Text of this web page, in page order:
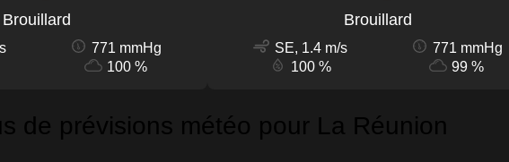
Brouillard
771 mmHg
100 %
Brouillard
SE, 1.4 m/s
771 mmHg
100 %
99 %
de prévisions météo pour La Réunion